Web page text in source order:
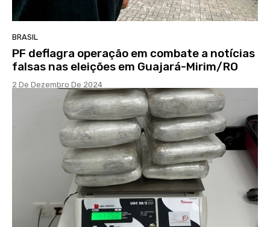
BRASIL
PF deflagra operação em combate a notícias
falsas nas eleições em Guajará-Mirim/RO
2 De Dezembro De 2024